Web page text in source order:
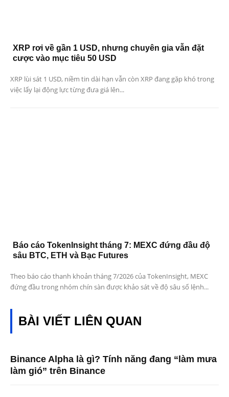
XRP rơi về gần 1 USD, nhưng chuyên gia vẫn đặt
cược vào mục tiêu 50 USD
XRP lùi sát 1 USD, niềm tin dài hạn vẫn còn XRP đang gặp khó trong
việc lấy lại động lực từng đưa giá lên...
Báo cáo TokenInsight tháng 7: MEXC đứng đầu độ
sâu BTC, ETH và Bạc Futures
Theo báo cáo thanh khoản tháng 7/2026 của TokenInsight, MEXC
đứng đầu trong nhóm chín sàn được khảo sát về độ sâu sổ lệnh...
BÀI VIẾT LIÊN QUAN
Binance Alpha là gì? Tính năng đang “làm mưa
làm gió” trên Binance